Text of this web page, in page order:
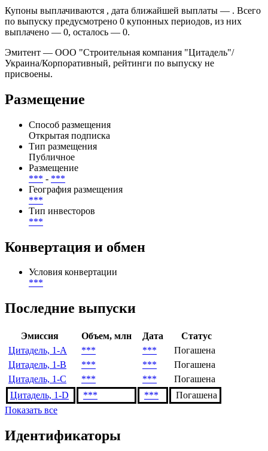
Купоны выплачиваются , дата ближайшей выплаты — . Всего
по выпуску предусмотрено 0 купонных периодов, из них
выплачено — 0, осталось — 0.
Эмитент — ООО "Строительная компания "Цитадель"/
Украина/Корпоративный, рейтинги по выпуску не
присвоены.
Размещение
Способ размещения
Открытая подписка
Тип размещения
Публичное
Размещение
*** - ***
География размещения
***
Тип инвесторов
***
Конвертация и обмен
Условия конвертации
***
Последние выпуски
Эмиссия Объем, млн Дата
Статус
Цитадель, 1-A
*** ***
Погашена
Цитадель, 1-B
*** ***
Погашена
Цитадель, 1-C
*** ***
Погашена
Цитадель, 1-D
*** ***
Погашена
Показать все
Идентификаторы